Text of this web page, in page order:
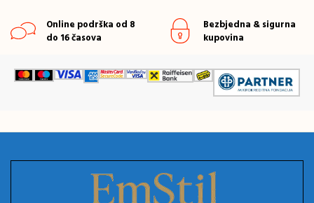
Online podrška od 8
do 16 časova
Bezbjedna & sigurna
kupovina